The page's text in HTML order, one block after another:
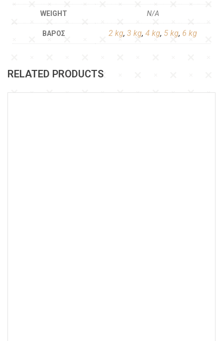
WEIGHT N/A
ΒΆΡΟΣ 2 kg, 3 kg, 4 kg, 5 kg, 6 kg
RELATED PRODUCTS